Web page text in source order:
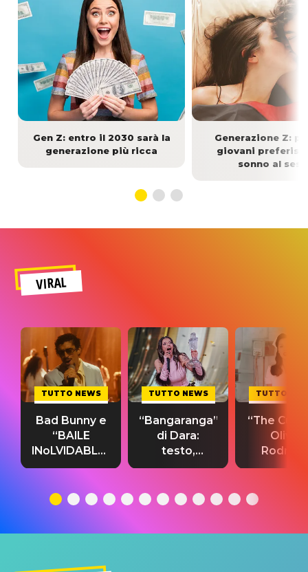
Gen Z: entro il 2030 sarà la
generazione più ricca
Generazione Z:
giovani
sonno al
VIRAL
TUTTO NEWS
Bad Bunny e
“BAILE
INoLVIDABLE”:
testo,
significato
TUTTO NEWS
“Bangaranga”
di Dara:
testo,
traduzione e
del singolo
TUTTO
“The
Olivia
testo,